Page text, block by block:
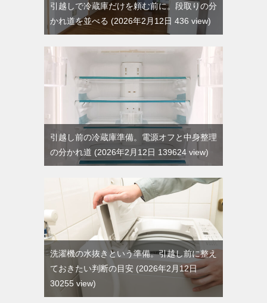
引越しで冷蔵庫だけを頼む前に。段取りの分
かれ道を並べる
2026年2月12日 436 view
引越し前の冷蔵庫準備。電源オフと中身整理
の分かれ道
2026年2月12日 139624 view
洗濯機の水抜きという準備。引越し前に整え
ておきたい判断の目安 2026年2月12日
30255 view